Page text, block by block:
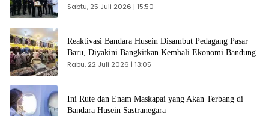
Sabtu, 25 Juli 2026 | 15:50
Reaktivasi Bandara Husein Disambut Pedagang Pasar
Baru, Diyakini Bangkitkan Kembali Ekonomi Bandung
Rabu, 22 Juli 2026 | 13:05
Ini Rute dan Enam Maskapai yang Akan Terbang di
Bandara Husein Sastranegara